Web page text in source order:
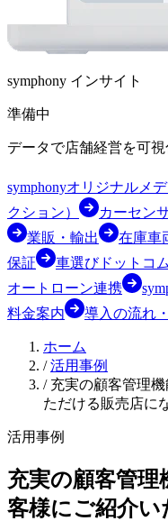
symphony インサイト
準備中
データで店舗経営を可視
symphonyオリジナルメ
クション）
カーセン
業販・輸出
在庫車
保証
車選びドットコ
オートローン連携
料金案内
導入の流れ
ホーム
/ 活用事例
/ 充実の顧客管理
ただける販売店に
活用事例
充実の顧客管理
客様にご紹介い